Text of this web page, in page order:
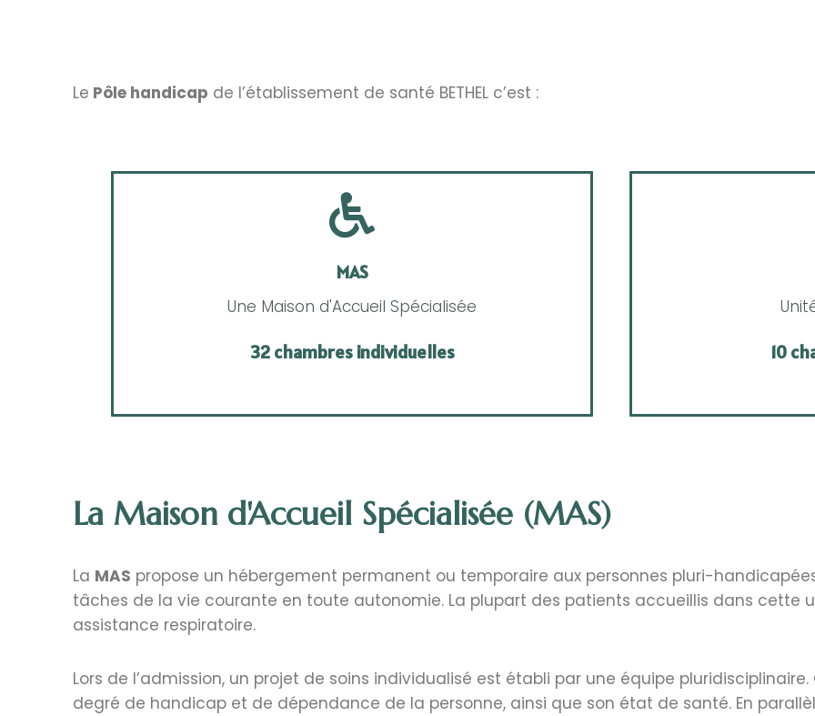
Le Pôle handicap de l’établissement de santé BETHEL c’est :
MAS
Une Maison d'Accueil Spécialisée
32 chambres individuelles 10
La Maison d'Accueil Spécialisée (MAS)
La MAS propose un hébergement permanent ou temporaire aux personnes pluri-
tâches de la vie courante en toute autonomie. La plupart des patients accueillis dans cette
assistance respiratoire.
Lors de l’admission, un projet de soins individualisé est établi par une équipe
degré de handicap et de dépendance de la personne, ainsi que son état de santé. En